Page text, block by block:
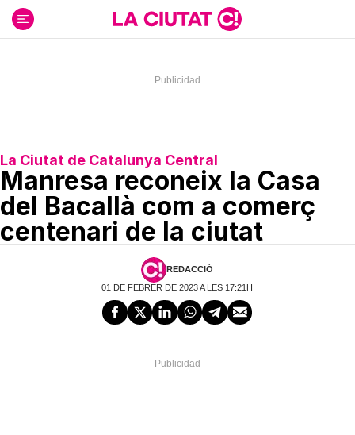
contenido
La Ciutat de Catalunya Central
Manresa reconeix la Casa
del Bacallà com a comerç
centenari de la ciutat
REDACCIÓ
01 DE FEBRER DE 2023 A LES 17:21H